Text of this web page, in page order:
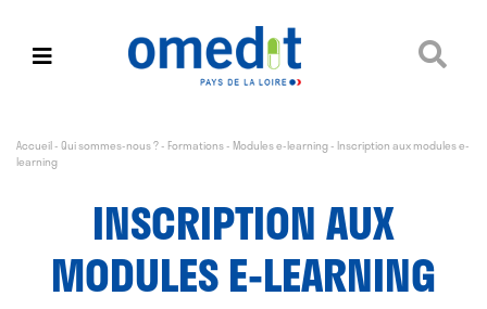
Accueil-Qui sommes-nous ?- Formations- Modules e-learning- Inscription aux modules e-
learning
INSCRIPTION AUX
MODULES E-LEARNING